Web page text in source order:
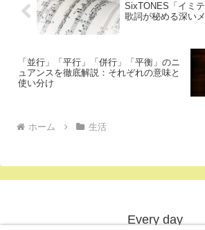
SixTONES「イミ
歌詞が秘める深い
「並行」「平行」「併行」「平衡」のニ
ュアンスを徹底解説：それぞれの意味と
使い分け
ホーム 生活
Every day